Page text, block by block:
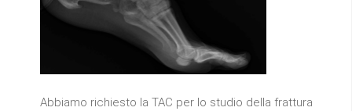
Abbiamo richiesto la TAC per lo studio della frattura